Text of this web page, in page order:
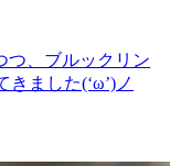
つ、ブルックリン
ました(‘ω’)ノ